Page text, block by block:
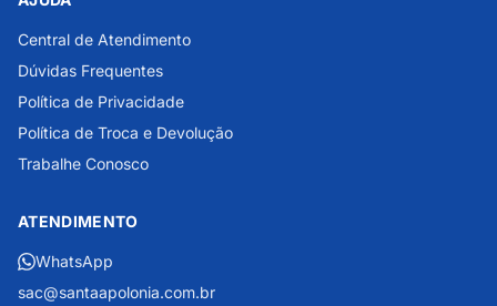
Central de Atendimento
Dúvidas Frequentes
Política de Privacidade
Política de Troca e Devolução
Trabalhe Conosco
ATENDIMENTO
WhatsApp
sac@santaapolonia.com.br